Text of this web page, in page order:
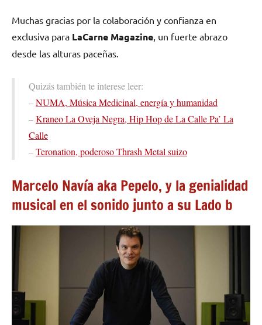
Muchas gracias por la colaboración y confianza en
exclusiva para LaCarne Magazine , un fuerte abrazo
desde las alturas paceñas.
Quizás también te interese leer:
–NUMA, Música Medicinal, energía y humanidad
–Kraneo La Oveja Negra, Hip Hop de La Calle Pa’ La
Calle
–Teronation, poderoso Thrash Metal suizo
Marcelo Navía aka Pepelo, y la genialidad
musical en el sonido junto a su Lado b